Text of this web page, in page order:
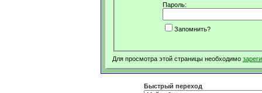
Пароль:
Запомнить?
Для просмотра этой страницы необходимо
Быстрый переход